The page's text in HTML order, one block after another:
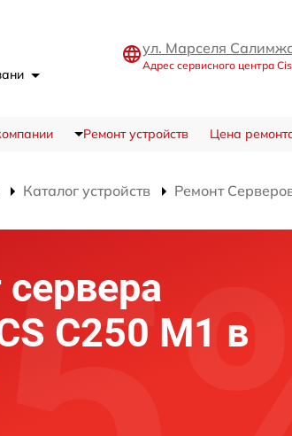
ул. Марселя
Адрес сервисного центра
Ремонт устройств Цена
Каталог устройств Ремонт
C250 M1 в